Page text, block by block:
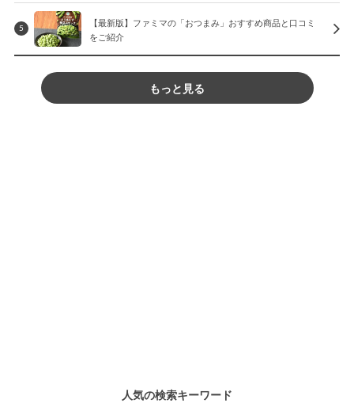
5
【最新版】ファミマの「おつまみ」おすすめ商品と口コミ
をご紹介
もっと見る
人気の検索キーワード